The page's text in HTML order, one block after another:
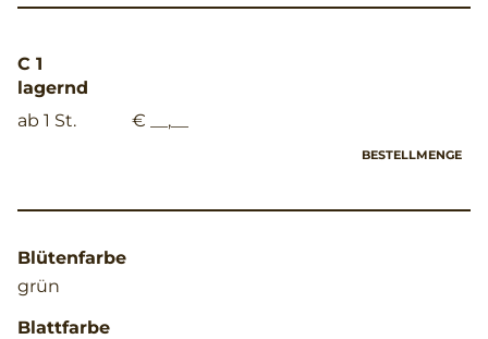
C 1
lagernd
ab 1 St.
€ __,__
BESTELLMENGE
Blütenfarbe
grün
Blattfarbe